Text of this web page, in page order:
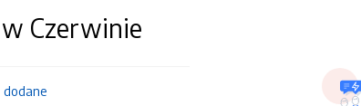
Czerwinie